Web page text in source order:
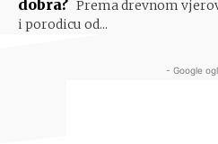
dobra? Prema drevnom
i porodicu od...
- Google